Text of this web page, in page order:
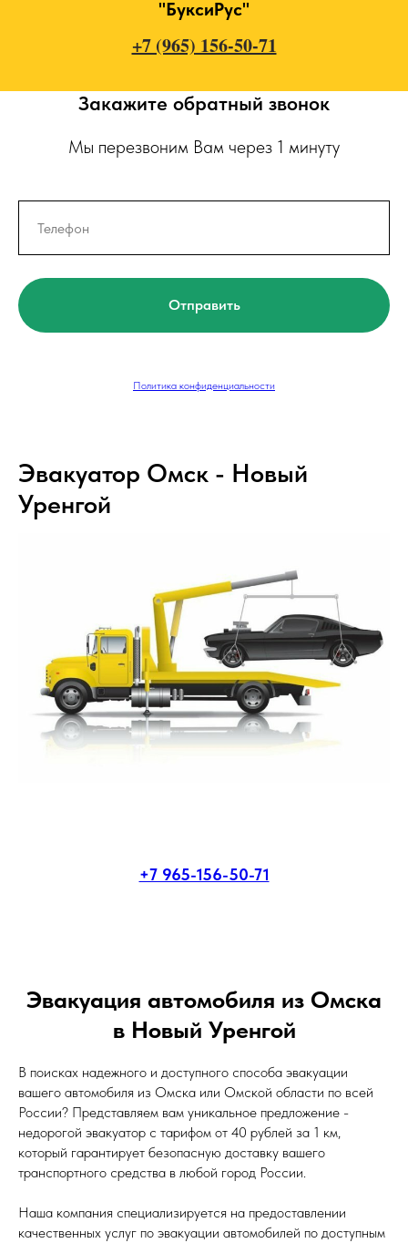
"БуксиРус"
+7 (965) 156-50-71
Закажите обратный звонок
Мы перезвоним Вам через 1 минуту
Отправить
Политика конфиденциальности
Эвакуатор Омск - Новый
Уренгой
+7 965-156-50-71
Эвакуация автомобиля из Омска
в Новый Уренгой
В поисках надежного и доступного способа эвакуации
вашего автомобиля из Омска или Омской области по всей
России? Представляем вам уникальное предложение -
недорогой эвакуатор с тарифом от 40 рублей за 1 км,
который гарантирует безопасную доставку вашего
транспортного средства в любой город России.
Наша компания специализируется на предоставлении
качественных услуг по эвакуации автомобилей по доступным